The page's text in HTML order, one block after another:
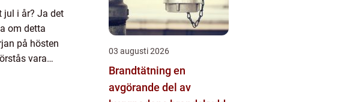
jul i år? Ja det
om detta
på hösten
vara
03 augusti 2026
Brandtätning en
avgörande del av